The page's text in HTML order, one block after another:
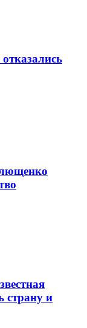
страну и